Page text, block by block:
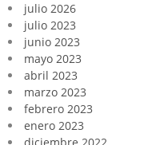
julio 2026
julio 2023
junio 2023
mayo 2023
abril 2023
marzo 2023
febrero 2023
enero 2023